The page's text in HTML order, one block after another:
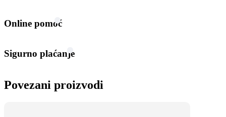
Online pomoć
Sigurno plaćanje
Povezani proizvodi